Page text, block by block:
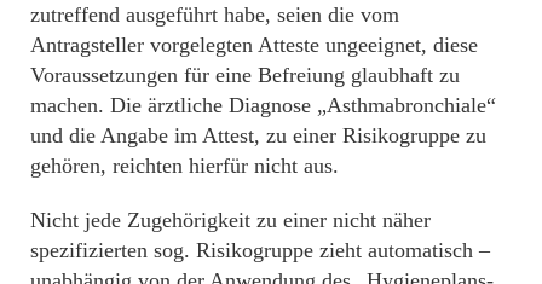
zutreffend ausgeführt habe, seien die vom
Antragsteller vorgelegten Atteste ungeeignet, diese
Voraussetzungen für eine Befreiung glaubhaft zu
machen. Die ärztliche Diagnose „Asthmabronchiale“
und die Angabe im Attest, zu einer Risikogruppe zu
gehören, reichten hierfür nicht aus.
Nicht jede Zugehörigkeit zu einer nicht näher
spezifizierten sog. Risikogruppe zieht automatisch –